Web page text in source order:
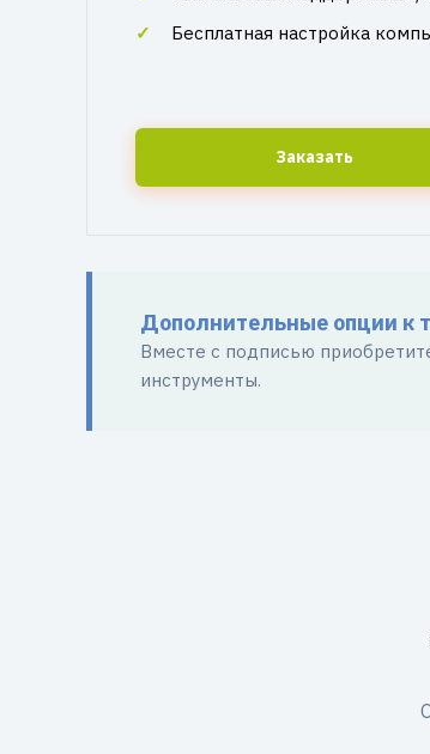
Бесплатная настройка
Заказать
Дополнительные опции к
Вместе с подписью
инструменты.